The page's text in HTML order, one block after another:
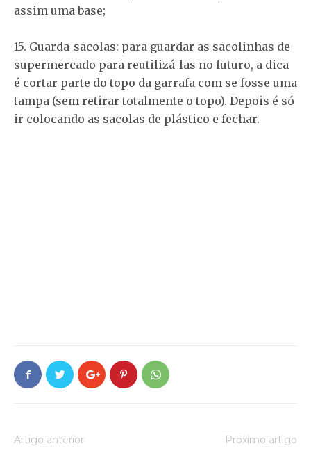
assim uma base;
15. Guarda-sacolas: para guardar as sacolinhas de
supermercado para reutilizá-las no futuro, a dica
é cortar parte do topo da garrafa com se fosse uma
tampa (sem retirar totalmente o topo). Depois é só
ir colocando as sacolas de plástico e fechar.
Artigo anterior Próximo artigo